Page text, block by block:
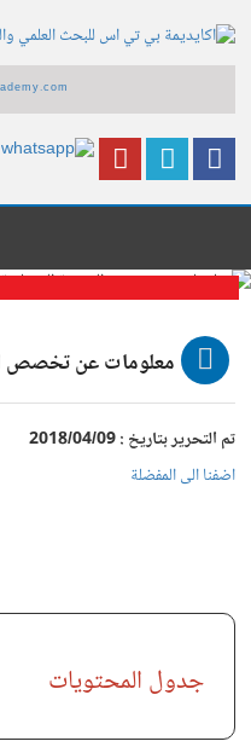
معلومات عن
معلومات عن تخصص
تم التحرير بتاريخ : 2018/04/09
اضفنا الى المفضلة
جدول المحتويات